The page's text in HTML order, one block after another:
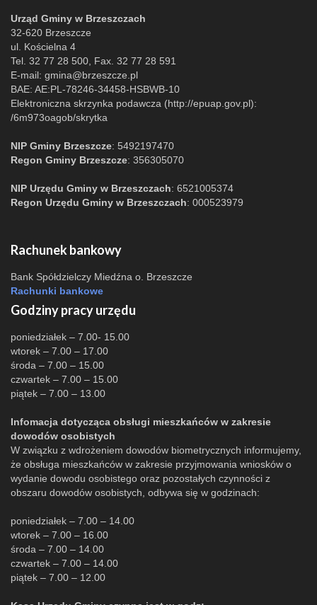
Urząd Gminy w Brzeszczach
32-620 Brzeszcze
ul. Kościelna 4
Tel. 32 77 28 500, Fax. 32 77 28 591
E-mail: gmina@brzeszcze.pl
BAE: AE:PL-78246-34458-HSBWB-10
Elektroniczna skrzynka podawcza (http://epuap.gov.pl):
/6m973oagob/skrytka
NIP Gminy Brzeszcze: 5492197470
Regon Gminy Brzeszcze: 356305070
NIP Urzędu Gminy w Brzeszczach: 6521005374
Regon Urzędu Gminy w Brzeszczach: 000523979
Rachunek bankowy
Bank Spółdzielczy Miedźna o. Brzeszcze
Rachunki bankowe
Godziny pracy urzędu
poniedziałek – 7.00- 15.00
wtorek – 7.00 – 17.00
środa – 7.00 – 15.00
czwartek – 7.00 – 15.00
piątek – 7.00 – 13.00
Infomacja dotycząca obsługi mieszkańców w zakresie
dowodów osobistych
W związku z wdrożeniem dowodów biometrycznych informujemy,
że obsługa mieszkańców w zakresie przyjmowania wniosków o
wydanie dowodu osobistego oraz pozostałych czynności z
obszaru dowodów osobistych, odbywa się w godzinach:
poniedziałek – 7.00 – 14.00
wtorek – 7.00 – 16.00
środa – 7.00 – 14.00
czwartek – 7.00 – 14.00
piątek – 7.00 – 12.00